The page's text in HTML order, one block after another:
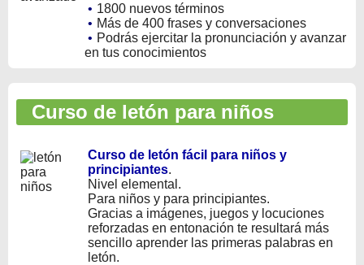
• 1800 nuevos términos
• Más de 400 frases y conversaciones
• Podrás ejercitar la pronunciación y avanzar
en tus conocimientos
Curso de letón para niños
Curso de letón fácil para niños y
principiantes.
Nivel elemental.
Para niños y para principiantes.
Gracias a imágenes, juegos y locuciones
reforzadas en entonación te resultará más
sencillo aprender las primeras palabras en
letón.